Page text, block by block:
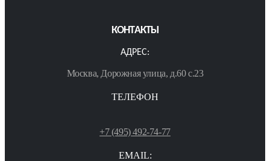
КОНТАКТЫ
АДРЕС:
Москва, Дорожная улица, д.60 с.23
ТЕЛЕФОН
+7 (495) 492-74-77
EMAIL: